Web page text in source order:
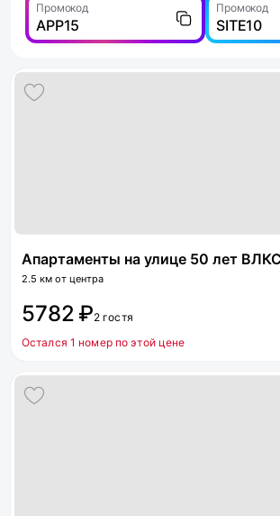
Промокод
APP15
Промокод
SITE10
Апартаменты на улице 50 лет
2.5 км от центра
5782 ₽2 гостя
Остался 1 номер по этой цене